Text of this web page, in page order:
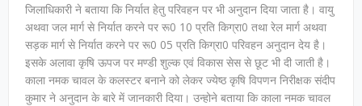
जिलाधिकारी ने बताया कि निर्यात हेतु परिवहन पर भी अनुदान दिया जाता है। वायु
अथवा जल मार्ग से निर्यात करने पर रू0 10 प्रति किग्रा0 तथा रेल मार्ग अथवा
सड़क मार्ग से निर्यात करने पर रू0 05 प्रति किग्रा0 परिवहन अनुदान देय है।
इसके अलावा कृषि ऊपज पर मण्डी शुल्क एवं विकास सेस से छूट भी दी जाती है।
काला नमक चावल के कलस्टर बनाने को लेकर ज्येष्ठ कृषि विपणन निरीक्षक संदीप
कुमार ने अनुदान के बारे में जानकारी दिया। उन्होने बताया कि काला नमक चावल